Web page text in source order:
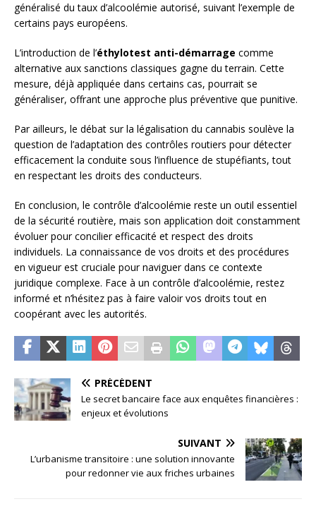
généralisé du taux d’alcoolémie autorisé, suivant l’exemple de
certains pays européens.
L’introduction de l’éthylotest anti-démarrage comme
alternative aux sanctions classiques gagne du terrain. Cette
mesure, déjà appliquée dans certains cas, pourrait se
généraliser, offrant une approche plus préventive que punitive.
Par ailleurs, le débat sur la légalisation du cannabis soulève la
question de l’adaptation des contrôles routiers pour détecter
efficacement la conduite sous l’influence de stupéfiants, tout
en respectant les droits des conducteurs.
En conclusion, le contrôle d’alcoolémie reste un outil essentiel
de la sécurité routière, mais son application doit constamment
évoluer pour concilier efficacité et respect des droits
individuels. La connaissance de vos droits et des procédures
en vigueur est cruciale pour naviguer dans ce contexte
juridique complexe. Face à un contrôle d’alcoolémie, restez
informé et n’hésitez pas à faire valoir vos droits tout en
coopérant avec les autorités.
PRÉCÉDENT
Le secret bancaire face aux enquêtes financières :
enjeux et évolutions
SUIVANT
L’urbanisme transitoire : une solution innovante
pour redonner vie aux friches urbaines